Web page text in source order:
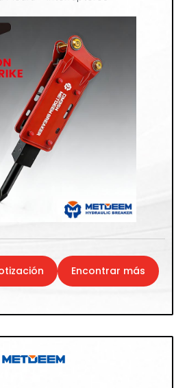
Encontrar más